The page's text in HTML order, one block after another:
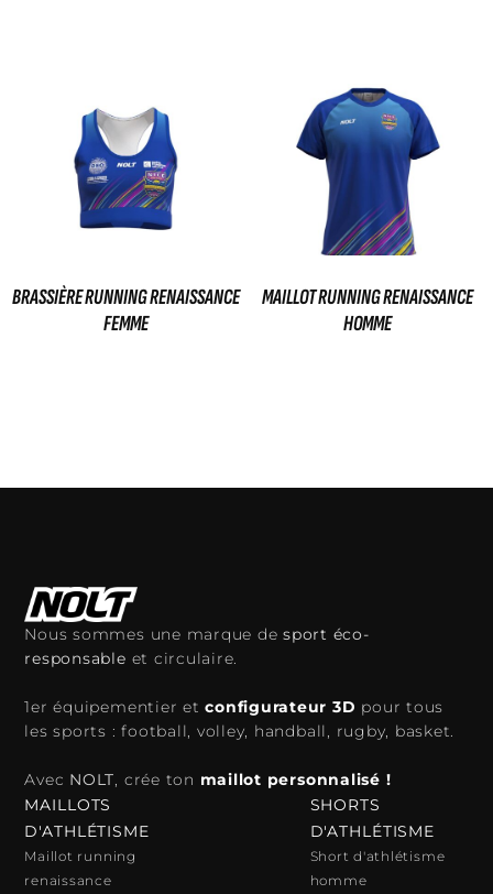
BRASSIÈRE RUNNING RENAISSANCE
FEMME
MAILLOT RUNNING RENAISSANCE
HOMME
Nous sommes une marque desport éco-
responsable et circulaire.
1er équipementier etconfigurateur 3D pour tous
les sports : football, volley, handball, rugby, basket.
Avec NOLT, crée ton maillot personnalisé !
MAILLOTS
D'ATHLÉTISME
Maillot running
renaissance
SHORTS
D'ATHLÉTISME
Short d'athlétisme
homme